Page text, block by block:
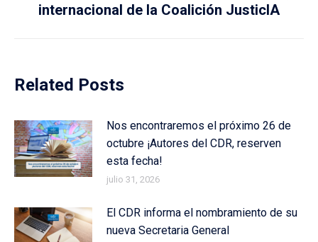
post:
internacional de la Coalición JusticIA
Related Posts
Nos encontraremos el próximo 26 de
octubre ¡Autores del CDR, reserven
esta fecha!
julio 31, 2026
El CDR informa el nombramiento de su
nueva Secretaria General